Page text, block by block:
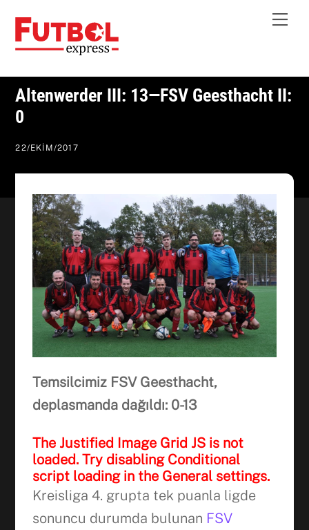
content
Altenwerder III: 13—FSV Geesthacht II:
0
22/EKIM/2017
Temsilcimiz FSV Geesthacht,
deplasmanda dağıldı: 0-13
The Justified Image Grid JS is not
loaded. Try disabling Conditional
script loading in the General settings.
Kreisliga 4. grupta tek puanla ligde
sonuncu durumda bulunan FSV